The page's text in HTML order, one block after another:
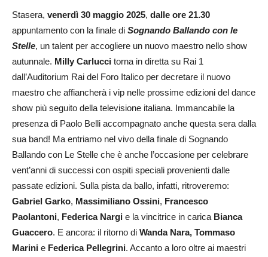
Stasera, venerdì 30 maggio 2025, dalle ore 21.30
appuntamento con la finale di Sognando Ballando con le
Stelle, un talent per accogliere un nuovo maestro nello show
autunnale. Milly Carlucci torna in diretta su Rai 1
dall’Auditorium Rai del Foro Italico per decretare il nuovo
maestro che affiancherà i vip nelle prossime edizioni del dance
show più seguito della televisione italiana. Immancabile la
presenza di Paolo Belli accompagnato anche questa sera dalla
sua band! Ma entriamo nel vivo della finale di Sognando
Ballando con Le Stelle che è anche l’occasione per celebrare
vent’anni di successi con ospiti speciali provenienti dalle
passate edizioni. Sulla pista da ballo, infatti, ritroveremo:
Gabriel Garko, Massimiliano Ossini, Francesco
Paolantoni, Federica Nargi e la vincitrice in carica Bianca
Guaccero. E ancora: il ritorno di Wanda Nara, Tommaso
Marini e Federica Pellegrini. Accanto a loro oltre ai maestri